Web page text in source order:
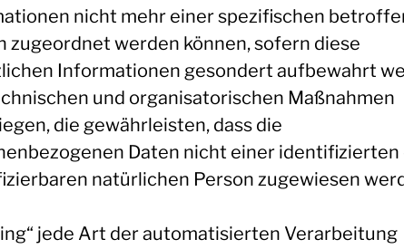
nicht mehr einer spezifischen
zugeordnet werden können, sofern diese
Informationen gesondert aufbewahrt
und organisatorischen Maßnahmen
die gewährleisten, dass die
Daten nicht einer identifizierten
natürlichen Person zugewiesen
jede Art der automatisierten Verarbeitung